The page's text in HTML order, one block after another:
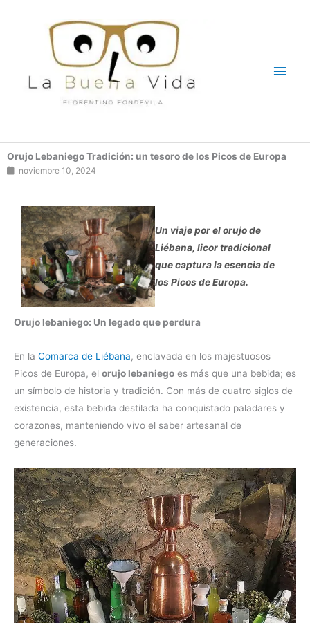
Orujo Lebaniego Tradición: un tesoro de los Picos de Europa
noviembre 10, 2024
Un viaje por el orujo de
Liébana, licor tradicional
que captura la esencia de
los Picos de Europa.
Orujo lebaniego: Un legado que perdura
En la Comarca de Liébana, enclavada en los majestuosos
Picos de Europa, el orujo lebaniego es más que una bebida; es
un símbolo de historia y tradición. Con más de cuatro siglos de
existencia, esta bebida destilada ha conquistado paladares y
corazones, manteniendo vivo el saber artesanal de
generaciones.